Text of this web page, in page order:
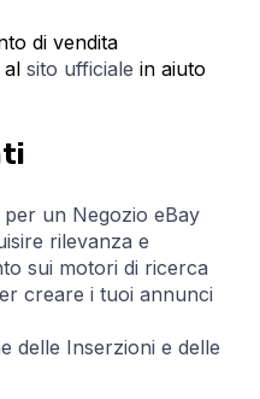
di vendita
al sito ufficiale in aiuto
per un Negozio eBay
rilevanza e
sui motori di ricerca
creare i tuoi annunci
delle Inserzioni e delle